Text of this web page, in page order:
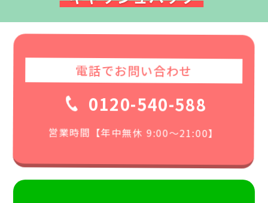
電話でお問い合わせ
0120-540-588
営業時間【年中無休 9:00〜21:00】